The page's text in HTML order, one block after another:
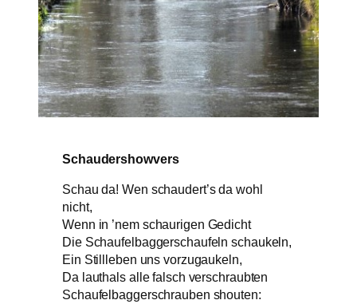
Schaudershowvers
Schau da! Wen schaudert’s da wohl
nicht,
Wenn in ’nem schaurigen Gedicht
Die Schaufelbaggerschaufeln schaukeln,
Ein Stillleben uns vorzugaukeln,
Da lauthals alle falsch verschraubten
Schaufelbaggerschrauben shouten: